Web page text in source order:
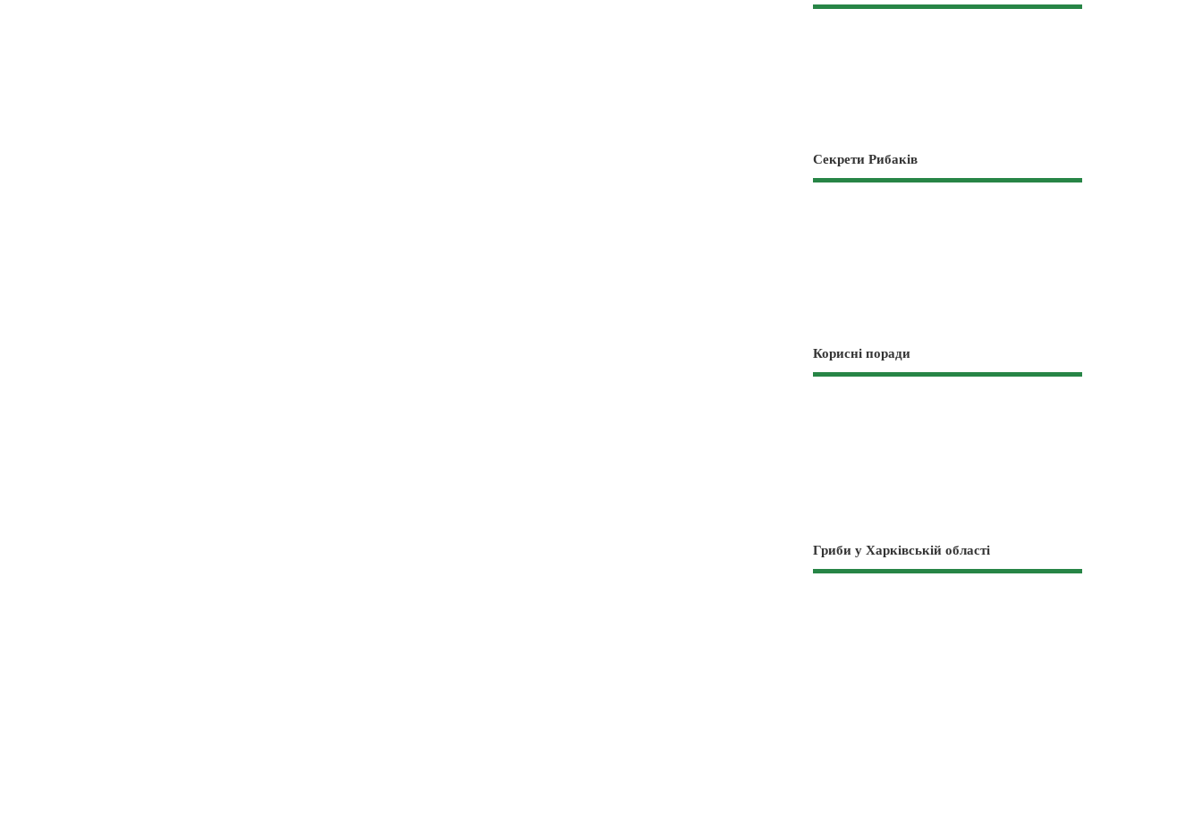
Секрети Рибаків
Корисні поради
Гриби у Харківській області